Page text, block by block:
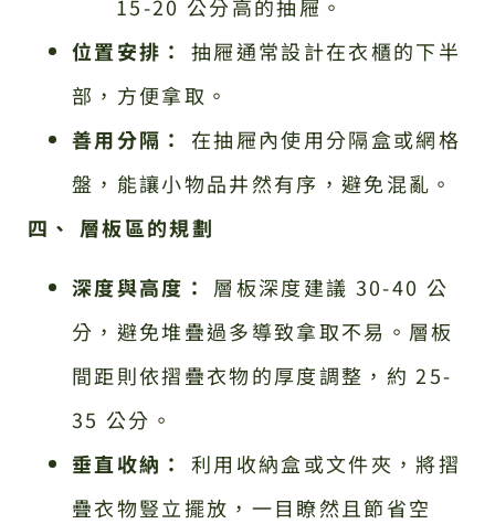
15-20 公分高的抽屜。
位置安排：
抽屜通常設計在衣櫃的下半
部，方便拿取。
善用分隔：
在抽屜內使用分隔盒或網格
盤，能讓小物品井然有序，避免混亂。
四、 層板區的規劃
深度與高度：
層板深度建議 30-40 公
分，避免堆疊過多導致拿取不易。層板
間距則依摺疊衣物的厚度調整，約 25-
35 公分。
垂直收納：
利用收納盒或文件夾，將摺
疊衣物豎立擺放，一目瞭然且節省空